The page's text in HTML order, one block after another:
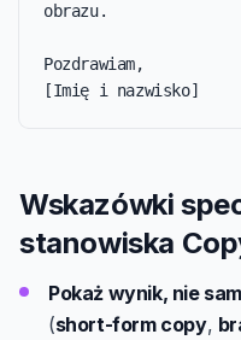
obrazu.
Pozdrawiam,
[Imię i nazwisko]
Wskazówki
stanowiska
Pokaż wynik, nie
(short-form copy,